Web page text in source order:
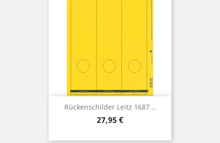
Rückenschilder Leitz 1687...
Preis
27,95 €